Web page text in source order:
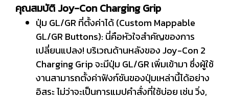
คุณสมบัติ Joy-Con Charging Grip
ปุ่ม GL/GR ที่ตั้งค่าได้ (Custom Mappable
GL/GR Buttons): นี่คือหัวใจสำคัญของการ
เปลี่ยนแปลง! บริเวณด้านหลังของ Joy-Con 2
Charging Grip จะมีปุ่ม GL/GR เพิ่มเข้ามา ซึ่งผู้ใช้
งานสามารถตั้งค่าฟังก์ชันของปุ่มเหล่านี้ได้อย่าง
อิสระ ไม่ว่าจะเป็นการแมปคำสั่งที่ใช้บ่อย เช่น วิ่ง,